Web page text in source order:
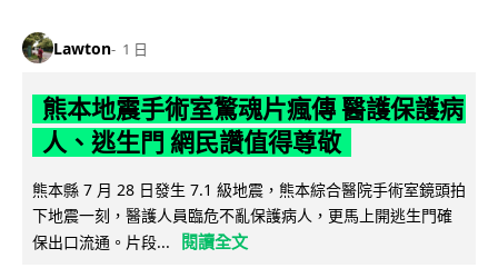
Lawton 1 日
熊本地震手術室驚魂片瘋傳 醫護保護病
人、逃生門 網民讚值得尊敬
熊本縣 7 月 28 日發生 7.1 級地震，熊本綜合醫院手術室鏡頭拍
下地震一刻，醫護人員臨危不亂保護病人，更馬上開逃生門確
保出口流通。片段...
閱讀全文